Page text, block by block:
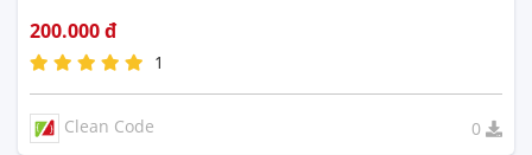
200.000 đ
1
Clean Code 0